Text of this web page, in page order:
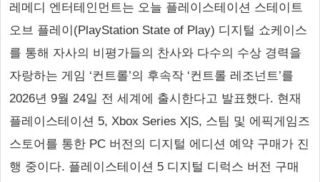
레메디 엔터테인먼트는 오늘 플레이스테이션 스테이트
오브 플레이(PlayStation State of Play) 디지털 쇼케이스
를 통해 자사의 비평가들의 찬사와 다수의 수상 경력을
자랑하는 게임 ‘컨트롤’의 후속작 ‘컨트롤 레조넌트’를
2026년 9월 24일 전 세계에 출시한다고 발표했다. 현재
플레이스테이션 5, Xbox Series X|S, 스팀 및 에픽게임즈
스토어를 통한 PC 버전의 디지털 에디션 예약 구매가 진
행 중이다. 플레이스테이션 5 디지털 디럭스 버전 구매